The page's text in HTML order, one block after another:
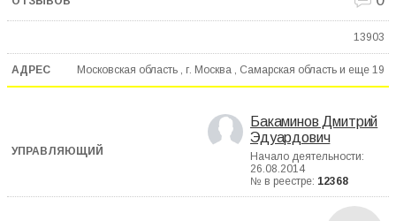
13903
Московская область , г. Москва , Самарская область и еще 19
Бакаминов Дмитрий
Эдуардович
Начало деятельности:
26.08.2014
№ в реестре: 12368